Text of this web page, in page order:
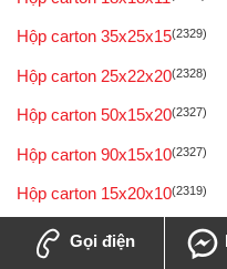
Hộp carton 35x25x15(2329)
Hộp carton 25x22x20(2328)
Hộp carton 50x15x20(2327)
Hộp carton 90x15x10(2327)
Hộp carton 15x20x10(2319)
Hộp carton 25x12x12 (2315)
Gọi điện